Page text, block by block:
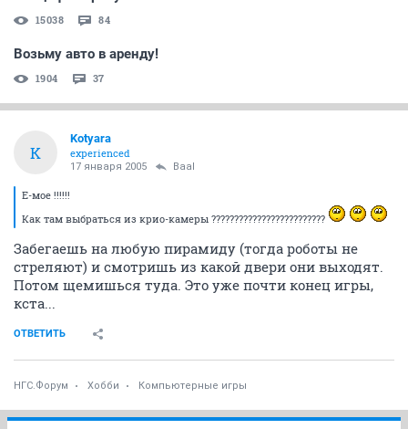
15038 84
Возьму авто в аренду!
1904 37
K
Kotyara
experienced
17 января 2005 Baal
Е-мое !!!!!!
Как там выбраться из крио-камеры ?????????????????????????
Забегаешь на любую пирамиду (тогда роботы не
стреляют) и смотришь из какой двери они выходят.
Потом щемишься туда. Это уже почти конец игры,
кста...
ОТВЕТИТЬ
НГС.Форум Хобби Компьютерные игры